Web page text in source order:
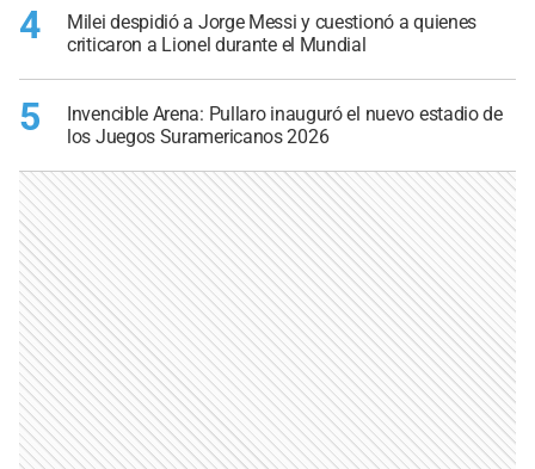
4
Milei despidió a Jorge Messi y cuestionó a quienes
criticaron a Lionel durante el Mundial
5
Invencible Arena: Pullaro inauguró el nuevo estadio de
los Juegos Suramericanos 2026